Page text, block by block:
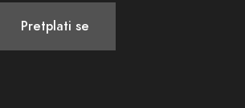
Chogan parfema. Pogledajte našu
Pretplati se